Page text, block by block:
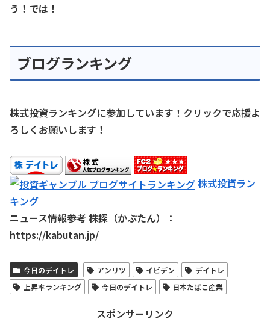
う！では！
ブログランキング
株式投資ランキングに参加しています！クリックで応援よ
ろしくお願いします！
株式投資ラン
キング
ニュース情報参考 株探（かぶたん）：
https://kabutan.jp/
今日のデイトレ アンリツ イビデン
デイトレ
上昇率ランキング
今日のデイトレ 日本たばこ産業
スポンサーリンク